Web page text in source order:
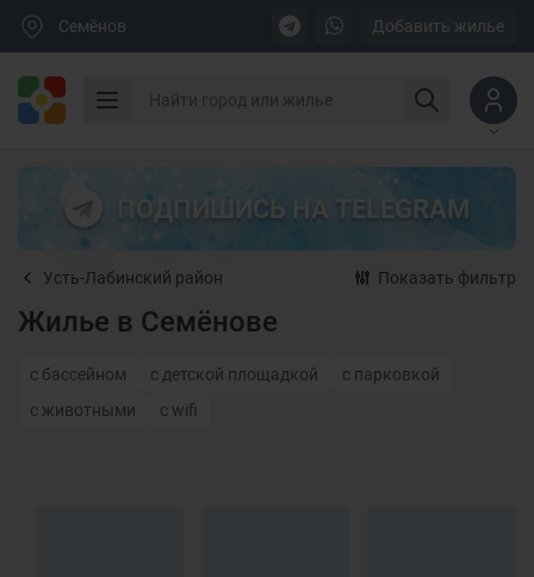
Семёнов Добавить жилье
ПОДПИШИСЬ НА TELEGRAM
Усть-Лабинский район Показать фильтр
Жилье в Семёнове
с бассейном с детской площадкой
с парковкой
с животными
с wifi